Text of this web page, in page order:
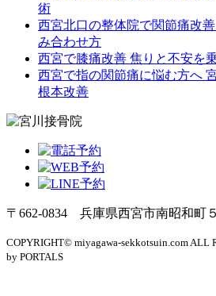
術
西宮北口の整体院で関節痛改
み合わせ方
西宮で膝痛改善 焦りと不安を
西宮で指の関節痛に悩む方へ
根本改善
〒662-0834 兵庫県西宮市南昭和町
COPYRIGHT© miyagawa-sekkotsuin.com ALL
by PORTALS